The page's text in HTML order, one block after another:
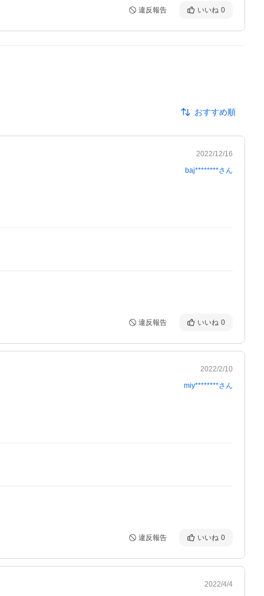
違反報告 いいね 0
おすすめ順
2022/12/16
baj********さん
違反報告 いいね 0
2022/2/10
miy********さん
違反報告 いいね 0
2022/4/4